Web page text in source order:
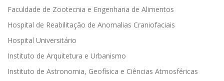
Faculdade de Zootecnia e Engenharia de Alimentos
Hospital de Reabilitação de Anomalias Craniofaciais
Hospital Universitário
Instituto de Arquitetura e Urbanismo
Instituto de Astronomia, Geofísica e Ciências Atmosféricas